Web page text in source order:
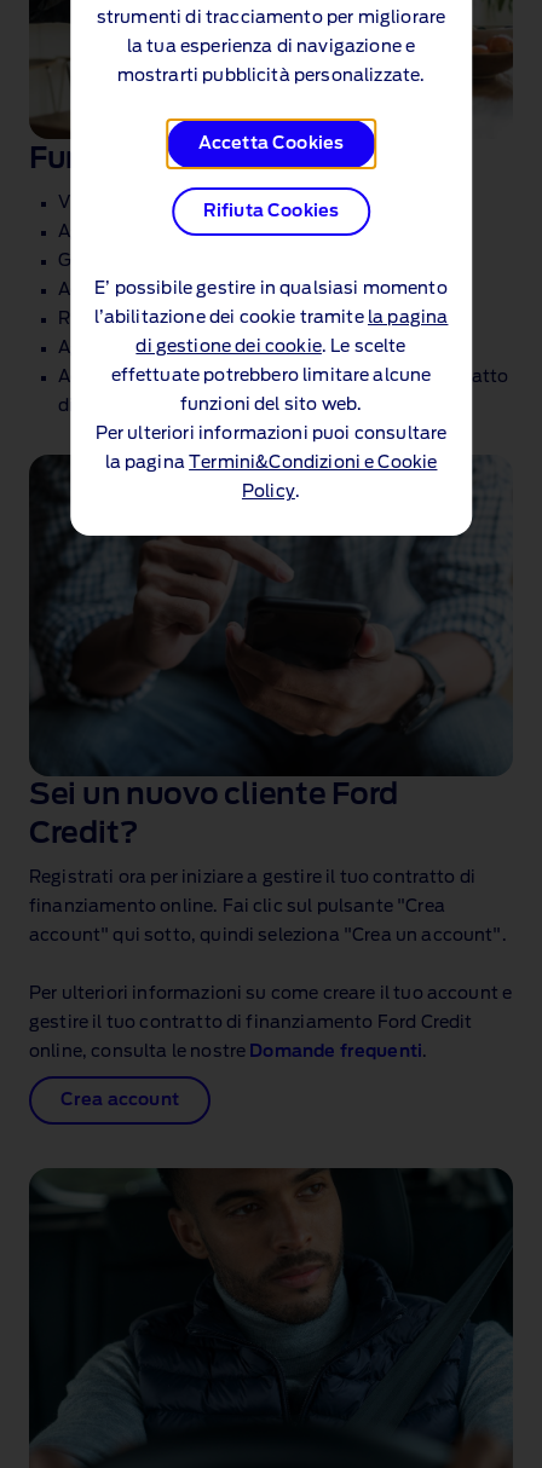
strumenti di tracciamento per migliorare
la tua esperienza di navigazione e
mostrarti pubblicità personalizzate.
Accetta Cookies
Rifiuta Cookies
E’ possibile gestire in qualsiasi momento
l’abilitazione dei cookie tramite la pagina
di gestione dei cookie. Le scelte
effettuate potrebbero limitare alcune
funzioni del sito web.
Per ulteriori informazioni puoi consultare
la pagina
Termini&Condizioni e Cookie
Policy.
Funzioni dell'account online
Visualizza i dettagli del contratto
Aggiorna i dati personali
Gestisci pagamenti e i relativi dettagli
Accedi a moduli, documenti e guide
Richiedi il conteggio di estinzione
Aggiorna le tue preferenze di marketing.
Accedi al tuoFord Accounte gestisci il tuo contratto
di finanziamento.
Sei un nuovo cliente Ford
Credit?
Registrati ora per iniziare a gestire il tuo contratto di
finanziamento online. Fai clic sul pulsante "Crea
account" qui sotto, quindi seleziona "Crea un account".
Per ulteriori informazioni su come creare il tuo account e
gestire il tuo contratto di finanziamento Ford Credit
online, consulta le nostre Domande frequenti.
Crea account